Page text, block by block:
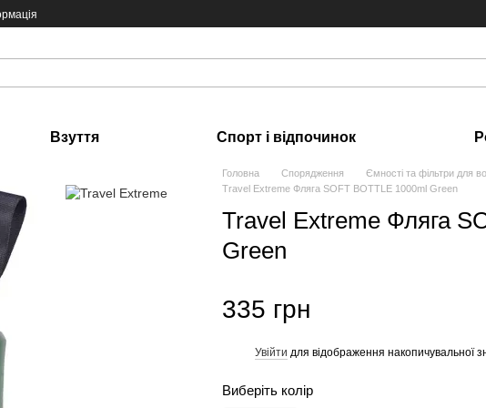
Взуття Спорт і відпочинок
Головна Спорядження Ємності та фільтри для
Travel Extreme Фляга SOFT BOTTLE 1000ml Green
Travel Extreme Фляга
Green
335 грн
Увійти для відображення накопичувальної
Виберіть колір